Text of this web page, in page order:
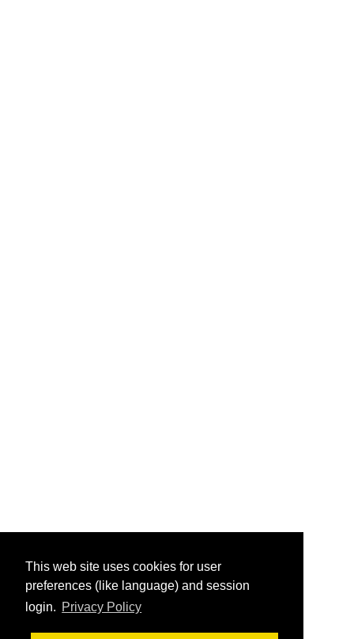
This web site uses cookies for user
preferences (like language) and session
login. Privacy Policy